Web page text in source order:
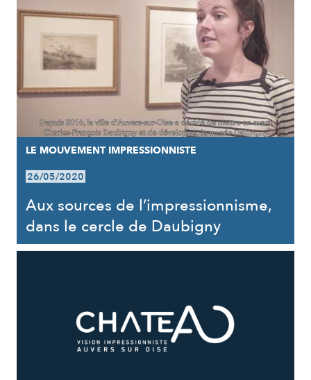
LE MOUVEMENT IMPRESSIONNISTE
26/05/2020
Aux sources de l’impressionnisme,
dans le cercle de Daubigny